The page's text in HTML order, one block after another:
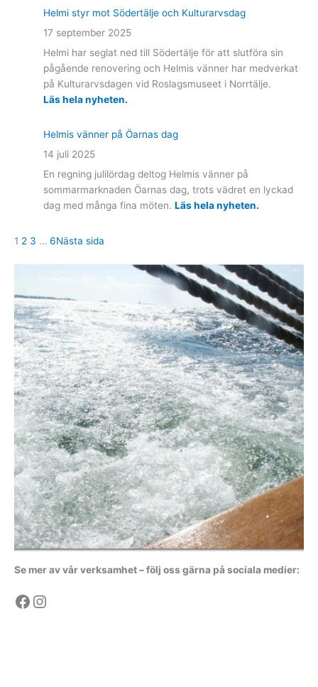
Helmi styr mot Södertälje och Kulturarvsdag
17 september 2025
Helmi har seglat ned till Södertälje för att slutföra sin
pågående renovering och Helmis vänner har medverkat
på Kulturarvsdagen vid Roslagsmuseet i Norrtälje.
Läs hela nyheten.
Helmis vänner på Öarnas dag
14 juli 2025
En regning julilördag deltog Helmis vänner på
sommarmarknaden Öarnas dag, trots vädret en lyckad
dag med många fina möten.Läs hela nyheten.
1 2 3 … 6Nästa sida
Se mer av vår verksamhet – följ oss gärna på sociala medier:
Facebook Instagram